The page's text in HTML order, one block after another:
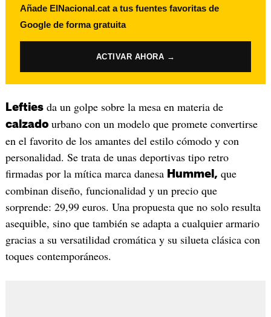
Añade ElNacional.cat a tus fuentes favoritas de
Google de forma gratuita
ACTIVAR AHORA →
Leftiesda un golpe sobre la mesa en materia de
calzado urbano con un modelo que promete convertirse
en el favorito de los amantes del estilo cómodo y con
personalidad. Se trata de unas deportivas tipo retro
firmadas por la mítica marca danesa Hummel, que
combinan diseño, funcionalidad y un precio que
sorprende: 29,99 euros. Una propuesta que no solo resulta
asequible, sino que también se adapta a cualquier armario
gracias a su versatilidad cromática y su silueta clásica con
toques contemporáneos.